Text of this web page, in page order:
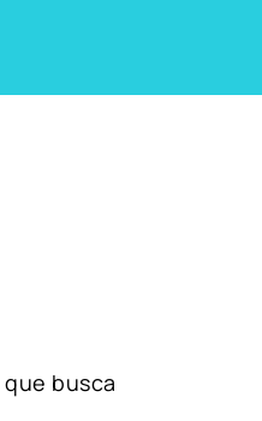
busca